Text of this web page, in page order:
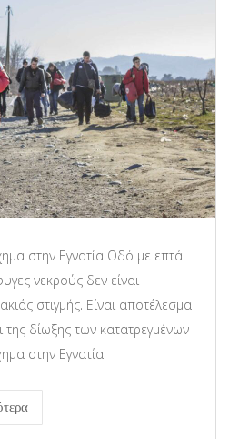
στην Εγνατία Οδό με επτά
νεκρούς δεν είναι
στιγμής. Είναι αποτέλεσμα
της δίωξης των κατατρεγμένων
στην Εγνατία